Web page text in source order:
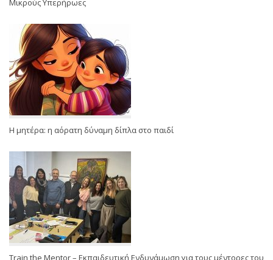
Μικρούς Υπερήρωες
Η μητέρα: η αόρατη δύναμη δίπλα στο παιδί
Train the Mentor – Εκπαιδευτική Ενδυνάμωση για τους μέντορες του